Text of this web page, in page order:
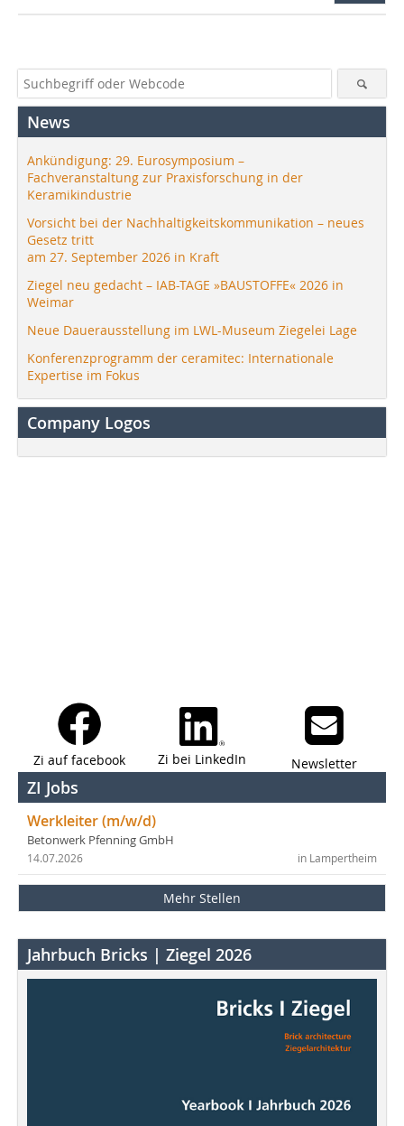
News
Ankündigung: 29. Eurosymposium –
Fachveranstaltung zur Praxisforschung in der
Keramikindustrie
Vorsicht bei der Nachhaltigkeitskommunikation – neues
Gesetz tritt
am 27. September 2026 in Kraft
Ziegel neu gedacht – IAB-TAGE »BAUSTOFFE« 2026 in
Weimar
Neue Dauerausstellung im LWL-Museum Ziegelei Lage
Konferenzprogramm der ceramitec: Internationale
Expertise im Fokus
Company Logos
Zi auf facebook Zi bei LinkedIn Newsletter
ZI Jobs
Werkleiter (m/w/d)
Betonwerk Pfenning GmbH
in Lampertheim
14.07.2026
Mehr Stellen
Jahrbuch Bricks | Ziegel 2026